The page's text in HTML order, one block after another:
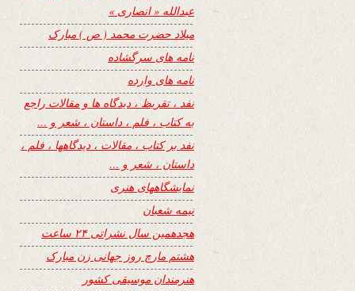
عبدالله « انصاری »
میلاد حضرت محمد ( ص ) مبارک
نامه های سرگشاده
نامه های وارده
نفد ، تقریظ ، دیدگاه ها و مقالات راجع
به کتاب ، فلم ، داستان ، شعر و …
نفد بر کتاب ، مقالات ، دیدگاهها ، فلم ،
داستان ، شعر و …
نمایشگاههای هنری
نیمه شعبان
هجدهمین سال نشراتی ۲۴ ساعت
هشتم مارچ روز جهانی زن مبارک
هنرمندان موسیقی کشور